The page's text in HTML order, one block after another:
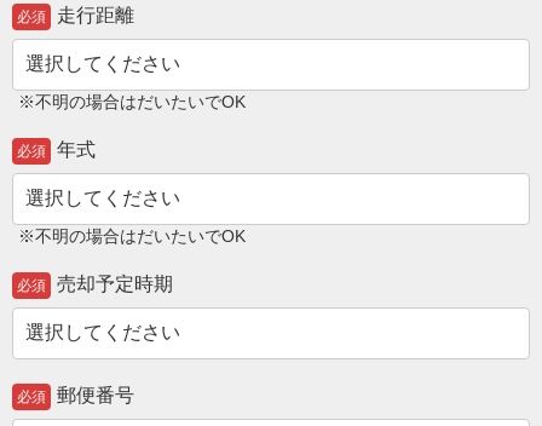
必須 走行距離
※不明の場合はだいたいでOK
必須 年式
※不明の場合はだいたいでOK
必須 売却予定時期
必須 郵便番号